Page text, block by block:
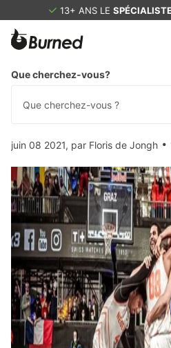
13+ ANS LE
Que cherchez-vous?
Homepage Blogues
3 X 3 basketteurs réalisent
juin 08 2021, par Floris de Jongh